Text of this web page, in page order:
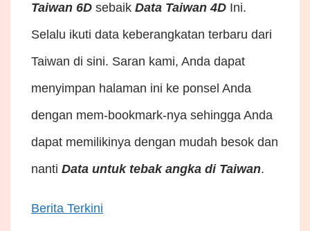
Taiwan 6D sebaik Data Taiwan 4D Ini.
Selalu ikuti data keberangkatan terbaru dari
Taiwan di sini. Saran kami, Anda dapat
menyimpan halaman ini ke ponsel Anda
dengan mem-bookmark-nya sehingga Anda
dapat memilikinya dengan mudah besok dan
nanti Data untuk tebak angka di Taiwan.
Berita Terkini